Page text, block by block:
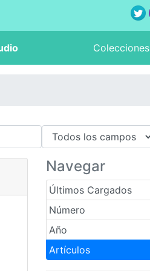
Colecciones
Navegar
Últimos Cargados
Número
Año
Artículos